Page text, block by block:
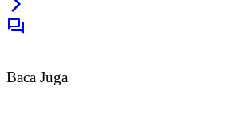
Baca Juga